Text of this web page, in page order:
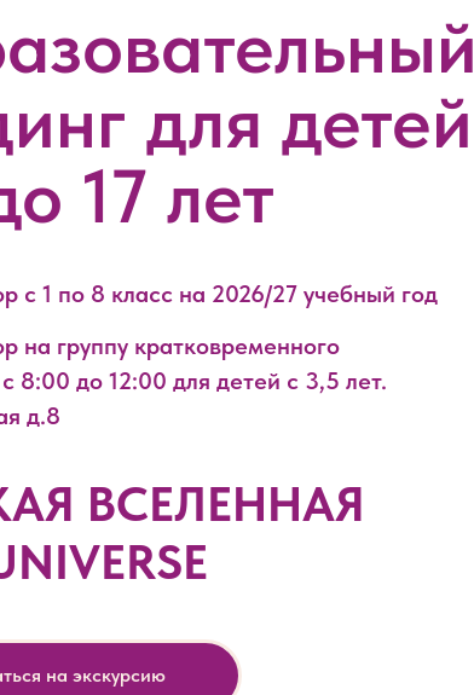
для детей
17 лет
с 1 по 8 класс на 2026/27 учебный год
на группу кратковременного
8:00 до 12:00 для детей с 3,5 лет.
д.8
ВСЕЛЕННАЯ
на экскурсию